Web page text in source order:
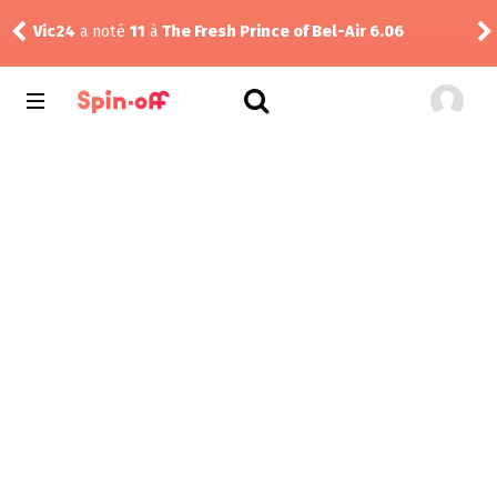
Vic24 a noté 11 à The Fresh Prince of Bel-Air 6.06